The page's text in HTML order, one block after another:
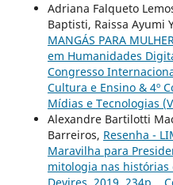
Adriana Falqueto
Baptisti, Raissa Ayumi
MANGÁS PARA
em Humanidades
Congresso
Cultura e Ensino & 4º
Mídias e Tecnologias
Alexandre Bartilotti
Barreiros, Resenha -
Maravilha para
mitologia nas